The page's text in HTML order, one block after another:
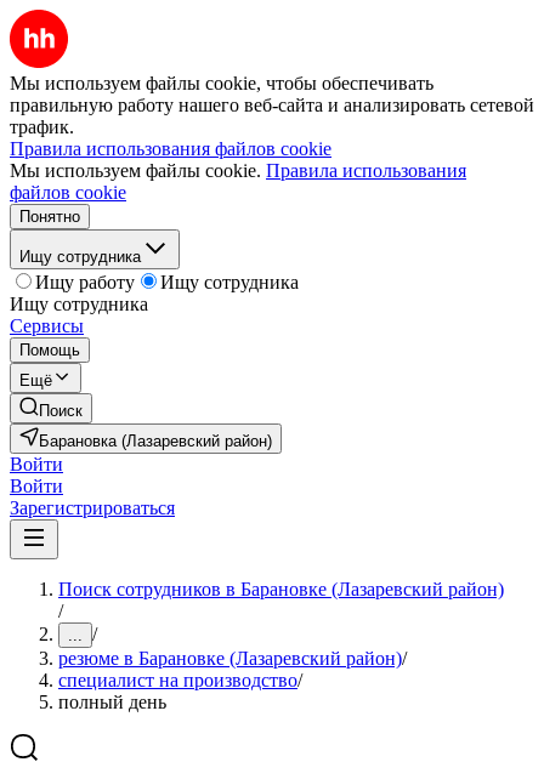
Мы используем файлы cookie, чтобы обеспечивать
правильную работу нашего веб-сайта и анализировать сетевой
трафик.
Правила использования файлов cookie
Мы используем файлы cookie. Правила использования
файлов cookie
Понятно
Ищу сотрудника
Ищу работу
Ищу сотрудника
Ищу сотрудника
Сервисы
Помощь
Ещё
Поиск
Барановка (Лазаревский район)
Войти
Войти
Зарегистрироваться
Поиск сотрудников в Барановке (Лазаревский район)
/
... /
резюме в Барановке (Лазаревский район)/
специалист на производство/
полный день